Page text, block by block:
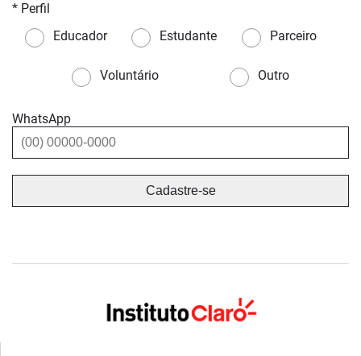
* Perfil
Educador
Estudante Parceiro
Voluntário Outro
WhatsApp